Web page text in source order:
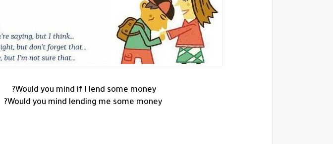
Would you mind if I lend some money?
Would you mind lending me some money?